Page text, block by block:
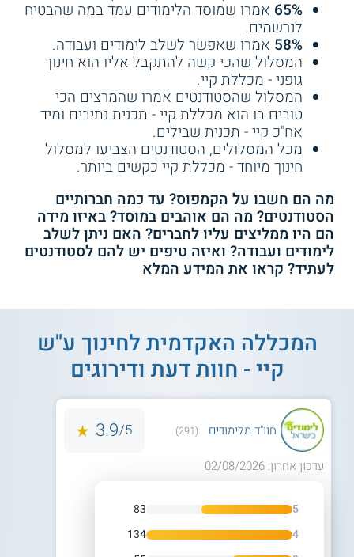
65% אמרו שמוסד הלימודים עמד במה שהבטיח
לנרשמים.
58% אמרו שאפשר לשלב לימודים ועבודה.
המסלול שהכי קשה להתקבל אליו הוא חינוך
גופני - מכללת קיי.
המסלול שהסטודנטים אמרו שהמרצים הכי
טובים בו הוא מכללת קיי - תכנית נתיבים ומיד
אח"כ קיי - תכנית שבילים.
מכל המסלולים, הסטודנטים הצביעו למסלול
חינוך מיוחד - מכללת קיי כקשים ביותר.
מה הם חשבו על הקמפוס? עד כמה חברותיים
הסטודנטים? מה הם אוהבים במוסד? באיזו מידה
הם היו ממליצים עליו לחברים? האם ניתן לשלב
לימודים ועבודה? ואיזה טיפים יש להם לסטודנטים
לעתיד? קראו את המידע המלא
המכללה האקדמית לחינוך ע"ש
קיי - חוות דעת ודירוגים
חוו"ד מלימודים (291)
5/
3.9
עדכון אחרון: 02/08/2026
5
83
4
134